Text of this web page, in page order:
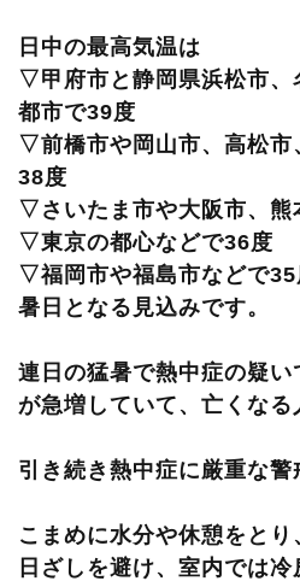
日中の最高気温は
▽甲府市と静岡県浜松市、
都市で39度
▽前橋市や岡山市、高松市
38度
▽さいたま市や大阪市、熊
▽東京の都心などで36度
▽福岡市や福島市などで
暑日となる見込みです。
連日の猛暑で熱中症の疑
が急増していて、亡くなる
引き続き熱中症に厳重な警
こまめに水分や休憩をと
日ざしを避け、室内では